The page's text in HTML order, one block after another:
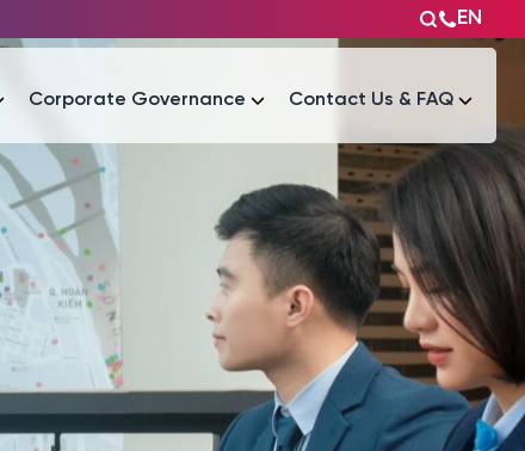
EN
Corporate Governance Contact Us & FAQ
Tài liệu